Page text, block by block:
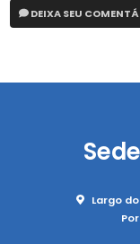
DEIXA SEU
Largo